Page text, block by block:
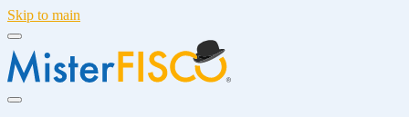
Skip to main